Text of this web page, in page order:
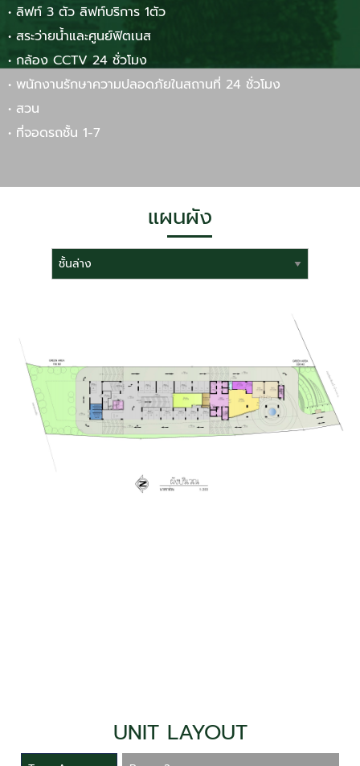
• ลิฟท์ 3 ตัว ลิฟท์บริการ 1ตัว
• สระว่ายน้ำและศูนย์ฟิตเนส
• กล้อง CCTV 24 ชั่วโมง
• พนักงานรักษาความปลอดภัยในสถานที่ 24 ชั่วโมง
• สวน
• ที่จอดรถชั้น 1-7
แผนผัง
UNIT LAYOUT